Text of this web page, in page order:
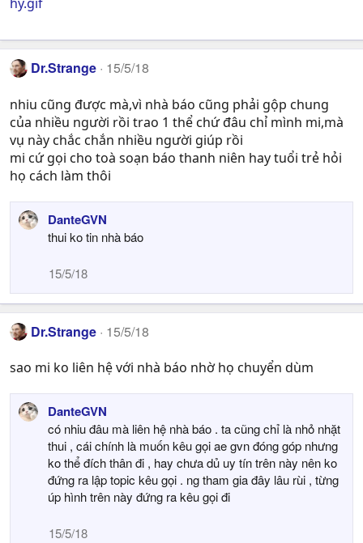
Dr.Strange 15/5/18
nhiu cũng được mà,vì nhà báo cũng phải gộp chung
của nhiều người rồi trao 1 thể chứ đâu chỉ mình mi,mà
vụ này chắc chắn nhiều người giúp rồi
mi cứ gọi cho toà soạn báo thanh niên hay tuổi trẻ hỏi
họ cách làm thôi
DanteGVN
thui ko tin nhà báo
15/5/18
Dr.Strange 15/5/18
sao mi ko liên hệ với nhà báo nhờ họ chuyển dùm
DanteGVN
có nhiu đâu mà liên hệ nhà báo . ta cũng chỉ là nhỏ nhặt
thui , cái chính là muốn kêu gọi ae gvn đóng góp nhưng
ko thể đích thân đi , hay chưa dủ uy tín trên này nên ko
đứng ra lập topic kêu gọi . ng tham gia đây lâu rùi , từng
úp hình trên này đứng ra kêu gọi đi
15/5/18